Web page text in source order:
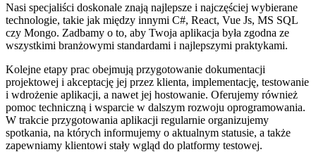
Nasi specjaliści doskonale znają najlepsze i najczęściej wybierane
technologie, takie jak między innymi C#, React, Vue Js, MS SQL
czy Mongo. Zadbamy o to, aby Twoja aplikacja była zgodna ze
wszystkimi branżowymi standardami i najlepszymi praktykami.
Kolejne etapy prac obejmują przygotowanie dokumentacji
projektowej i akceptację jej przez klienta, implementację, testowanie
i wdrożenie aplikacji, a nawet jej hostowanie. Oferujemy również
pomoc techniczną i wsparcie w dalszym rozwoju oprogramowania.
W trakcie przygotowania aplikacji regularnie organizujemy
spotkania, na których informujemy o aktualnym statusie, a także
zapewniamy klientowi stały wgląd do platformy testowej.